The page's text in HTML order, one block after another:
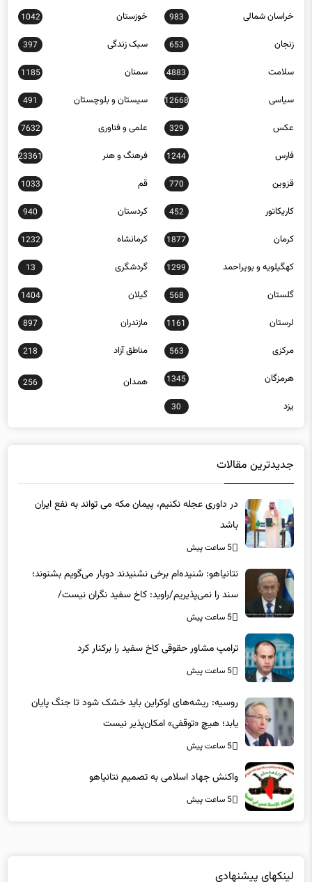
خراسان شمالی 983 خوزستان 1042
زنجان 653 سبک زندگی 397
سلامت 4883 سمنان 1185
سیاسی 12668 سیستان و بلوچستان 491
عکس 329 علمی و فناوری 7632
فارس 1244 فرهنگ و هنر 23361
قزوین 770 قم 1033
کاریکاتور 452 کردستان 940
کرمان 1877 کرمانشاه 1232
کهگیلویه و بویراحمد 1299 گردشگری 13
گلستان 568 گیلان 1404
لرستان 1161 مازندران 897
مرکزی 563 مناطق آزاد 218
هرمزگان 1345 همدان 256
یزد 30
جدیدترین مقالات
در داوری عجله نکنیم، پیمان مکه می تواند به نفع ایران
باشد
5 ساعت پیش
نتانیاهو: شنیده‌ام برخی نشنیدند دوبار می‌گویم بشنوند؛
سند را نمی‌پذیریم/راوید: کاخ سفید نگران نیست/
سی‌ان‌ان:چرا نتانیاهو باید علنی ترامپ را تحریک کند؟
5 ساعت پیش
ترامپ مشاور حقوقی کاخ سفید را برکنار کرد
5 ساعت پیش
روسیه: ریشه‌های اوکراین باید خشک شود تا جنگ پایان
یابد؛ هیچ «توقفی» امکان‌پذیر نیست
5 ساعت پیش
واکنش جهاد اسلامی به تصمیم نتانیاهو
5 ساعت پیش
لینکهای پیشنهادی